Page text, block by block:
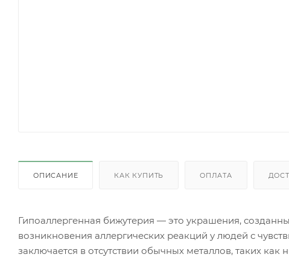
ОПИСАНИЕ КАК КУПИТЬ ОПЛАТА
Гипоаллергенная бижутерия — это украшения,
возникновения аллергических реакций у людей с
заключается в отсутствии обычных металлов, таких